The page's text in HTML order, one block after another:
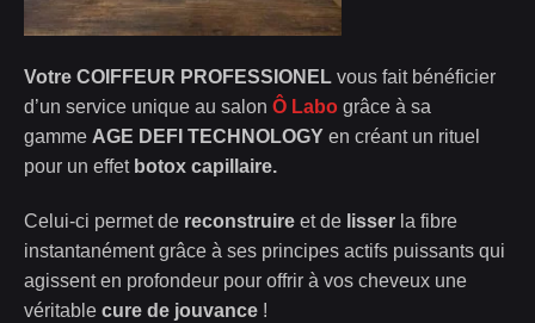
Votre COIFFEUR PROFESSIONEL vous fait bénéficier
d’un service unique au salon Ô Labo grâce à sa
gamme AGE DEFI TECHNOLOGY en créant un rituel
pour un effet botox capillaire.
Celui-ci permet de reconstruire et de lisser la fibre
instantanément grâce à ses principes actifs puissants qui
agissent en profondeur pour offrir à vos cheveux une
véritable cure de jouvance !